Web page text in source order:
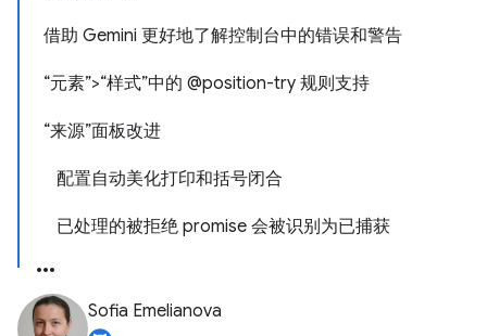
借助 Gemini 更好地了解控制台中的错误和警告
“元素”>“样式”中的 @position-try 规则支持
“来源”面板改进
配置自动美化打印和括号闭合
已处理的被拒绝 promise 会被识别为已捕获
Sofia Emelianova